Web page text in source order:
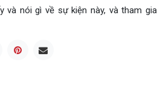
và nói gì về sự kiện này, và tham gia